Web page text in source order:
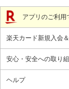
アプリのご利用
楽天カード新規入会
安心・安全への取り
ヘルプ